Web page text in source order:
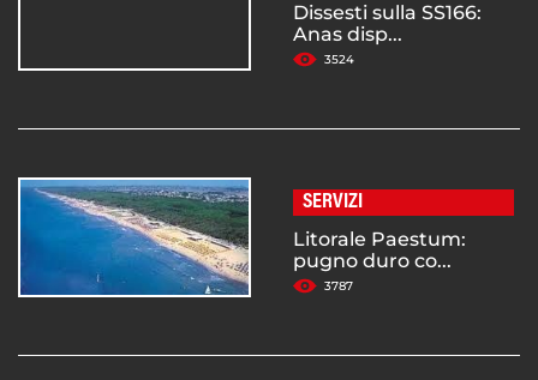
Dissesti sulla SS166:
Anas disp...
3524
SERVIZI
Litorale Paestum:
pugno duro co...
3787